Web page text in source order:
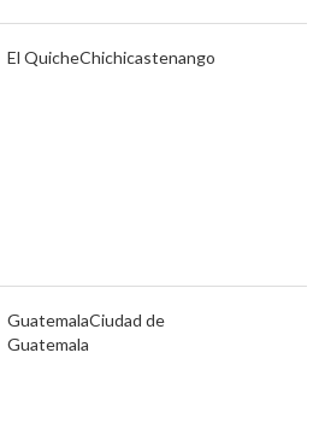
El QuicheChichicastenango
GuatemalaCiudad de
Guatemala